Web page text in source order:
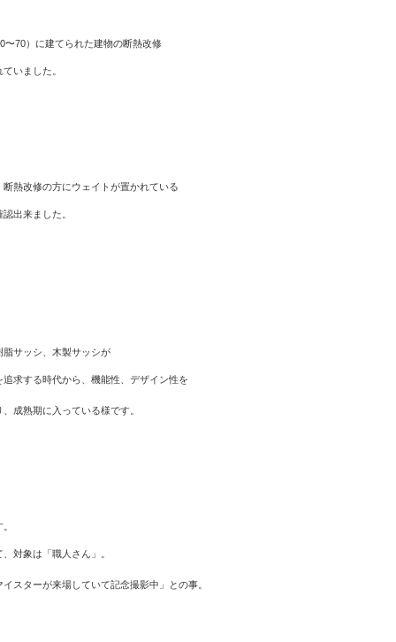
〜70）に建てられた建物の断熱改修
いました。
熱改修の方にウェイトが置かれている
出来ました。
サッシ、木製サッシが
求する時代から、機能性、デザイン性を
成熟期に入っている様です。
対象は「職人さん」。
スターが来場していて記念撮影中」との事。